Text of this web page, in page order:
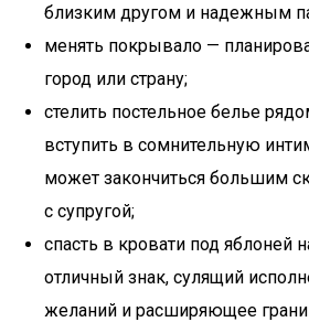
близким другом и надежным
менять покрывало —
город или страну;
стелить постельное белье
вступить в сомнительную
может закончиться большим
с супругой;
спасть в кровати под яблоней
отличный знак, сулящий
желаний и расширяющее